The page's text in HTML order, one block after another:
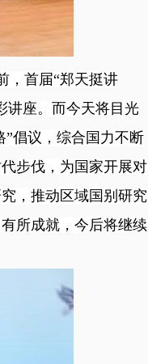
，首届“郑天挺讲
讲座。而今天将目光
”倡议，综合国力不断
步伐，为国家开展对
，推动区域国别研究
所成就，今后将继续